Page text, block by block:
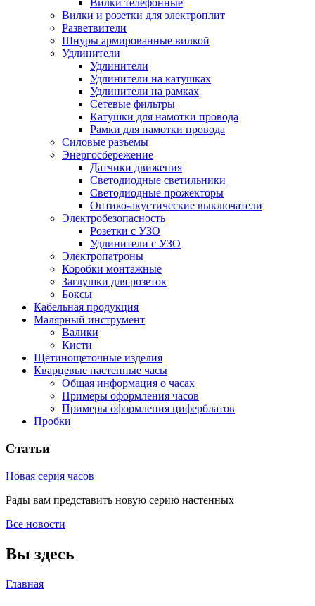
Вилки телефонные
Вилки и розетки для электроплит
Разветвители
Шнуры армированные вилкой
Удлинители
Удлинители
Удлинители на катушках
Удлинители на рамках
Сетевые фильтры
Катушки для намотки провода
Рамки для намотки провода
Силовые разъемы
Энергосбережение
Датчики движения
Светодиодные светильники
Светодиодные прожекторы
Оптико-акустические выключатели
Электробезопасность
Розетки с УЗО
Удлинители с УЗО
Электропатроны
Коробки монтажные
Заглушки для розеток
Боксы
Кабельная продукция
Малярный инструмент
Валики
Кисти
Щетинощеточные изделия
Кварцевые настенные часы
Общая информация о часах
Примеры оформления часов
Примеры оформления циферблатов
Пробки
Статьи
Новая серия часов
Рады вам представить новую серию настенных
Все новости
Вы здесь
Главная